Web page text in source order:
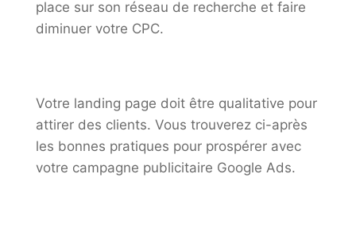
place sur son réseau de recherche et faire
diminuer votre CPC.
Votre landing page doit être qualitative pour
attirer des clients. Vous trouverez ci-après
les bonnes pratiques pour prospérer avec
votre campagne publicitaire Google Ads.